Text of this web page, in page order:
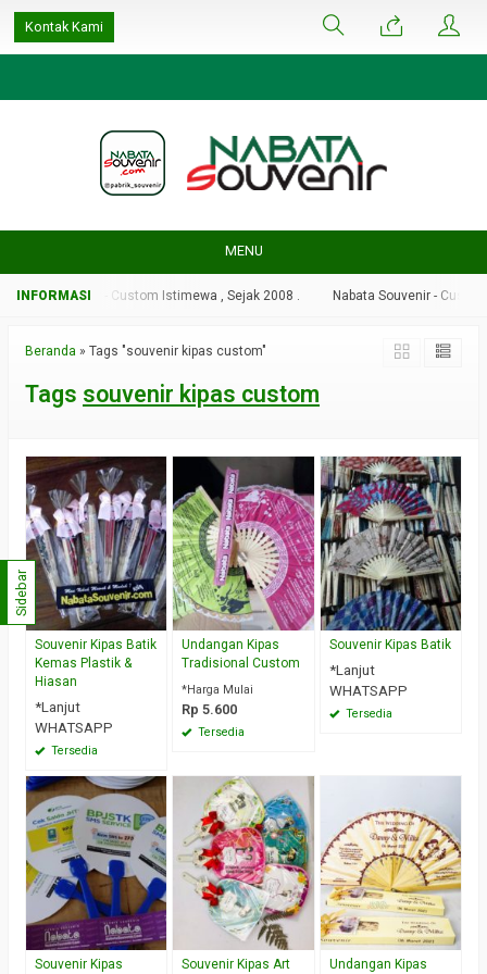
google-site-
verification=ulGFAYaRwT3xFs4fCyDEYtZPCSlyYvbOPvhRRObUW-A
Kontak Kami
MENU
Souvenir - Custom Istimewa , Sejak 2008 . Nabata Souvenir -
Beranda » Tags "souvenir kipas custom"
Tags souvenir kipas custom
Souvenir Kipas Batik
Kemas Plastik &
Hiasan
*Lanjut
WHATSAPP
Tersedia
Undangan Kipas
Tradisional Custom
*Harga Mulai
Rp 5.600
Tersedia
Souvenir Kipas Batik
*Lanjut
WHATSAPP
Tersedia
Souvenir Kipas Souvenir Kipas Art Undangan Kipas
Sidebar